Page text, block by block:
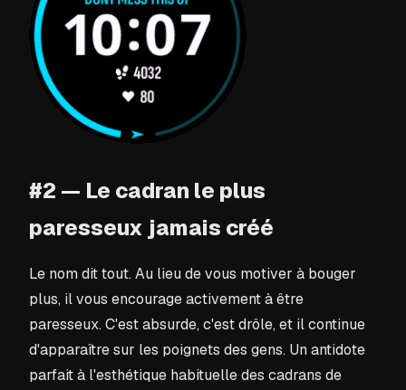
#2 — Le cadran le plus
paresseux jamais créé
Le nom dit tout. Au lieu de vous motiver à bouger
plus, il vous encourage activement à être
paresseux. C'est absurde, c'est drôle, et il continue
d'apparaître sur les poignets des gens. Un antidote
parfait à l'esthétique habituelle des cadrans de